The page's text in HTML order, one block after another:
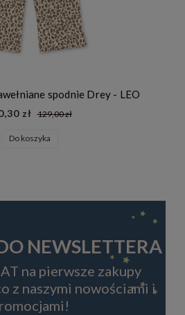
spodnie Drey - LEO
zł 129,00 zł
Do koszyka
NEWSLETTERA
na pierwsze zakupy
z naszymi nowościami i